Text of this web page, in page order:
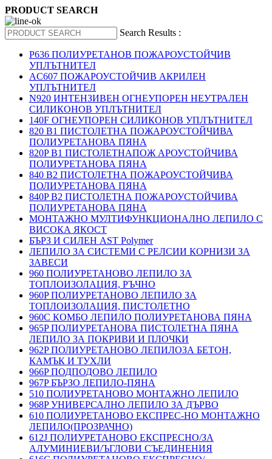
PRODUCT SEARCH
Search Results :
P636 ПОЛИУРЕТАНОВ ПОЖАРОУСТОЙЧИВ
УПЛЪТНИТЕЛ
AC607 ПОЖАРОУСТОЙЧИВ АКРИЛЕН
УПЛЪТНИТЕЛ
N920 ИНТЕНЗИВЕН ОГНЕУПОРЕН НЕУТРАЛЕН
СИЛИКОНОВ УПЛЪТНИТЕЛ
140F ОГНЕУПОРЕН СИЛИКОНОВ УПЛЪТНИТЕЛ
820 B1 ПИСТОЛЕТНА ПОЖАРОУСТОЙЧИВА
ПОЛИУРЕТАНОВА ПЯНА
820P B1 ПИСТОЛЕТНАПОЖ АРОУСТОЙЧИВА
ПОЛИУРЕТАНОВА ПЯНА
840 B2 ПИСТОЛЕТНА ПОЖАРОУСТОЙЧИВА
ПОЛИУРЕТАНОВА ПЯНА
840P B2 ПИСТОЛЕТНА ПОЖАРОУСТОЙЧИВА
ПОЛИУРЕТАНОВА ПЯНА
МОНТАЖНО МУЛТИФУНКЦИОНАЛНО ЛЕПИЛО С
ВИСОКА ЯКОСТ
БЪРЗ И СИЛЕН AST Polymer
ЛЕПИЛО ЗА СИСТЕМИ С РЕЛСИИ КОРНИЗИ ЗА
ЗАВЕСИ
960 ПОЛИУРЕТАНОВО ЛЕПИЛО ЗА
ТОПЛОИЗОЛАЦИЯ, РЪЧНО
960P ПОЛИУРЕТАНОВО ЛЕПИЛО ЗА
ТОПЛОИЗОЛАЦИЯ, ПИСТОЛЕТНО
960C КОМБО ЛЕПИЛО ПОЛИУРЕТАНОВА ПЯНА
965P ПОЛИУРЕТАНОВА ПИСТОЛЕТНА ПЯНА
ЛЕПИЛО ЗА ПОКРИВИ И ПЛОЧКИ
962P ПОЛИУРЕТАНОВО ЛЕПИЛОЗА БЕТОН,
КАМЪК И ТУХЛИ
966P ПОДПОДОВО ЛЕПИЛО
967P БЪРЗО ЛЕПИЛО-ПЯНА
510 ПОЛИУРЕТАНОВО МОНТАЖНО ЛЕПИЛО
968P УНИВЕРСАЛНО ЛЕПИЛО ЗА ДЪРВО
610 ПОЛИУРЕТАНОВО ЕКСПРЕС-НО МОНТАЖНО
ЛЕПИЛО(ПРОЗРАЧНО)
612J ПОЛИУРЕТАНОВО ЕКСПРЕСНО/ЗА
АЛУМИНИЕВИ/ЪГЛОВИ СЪЕДИНЕНИЯ